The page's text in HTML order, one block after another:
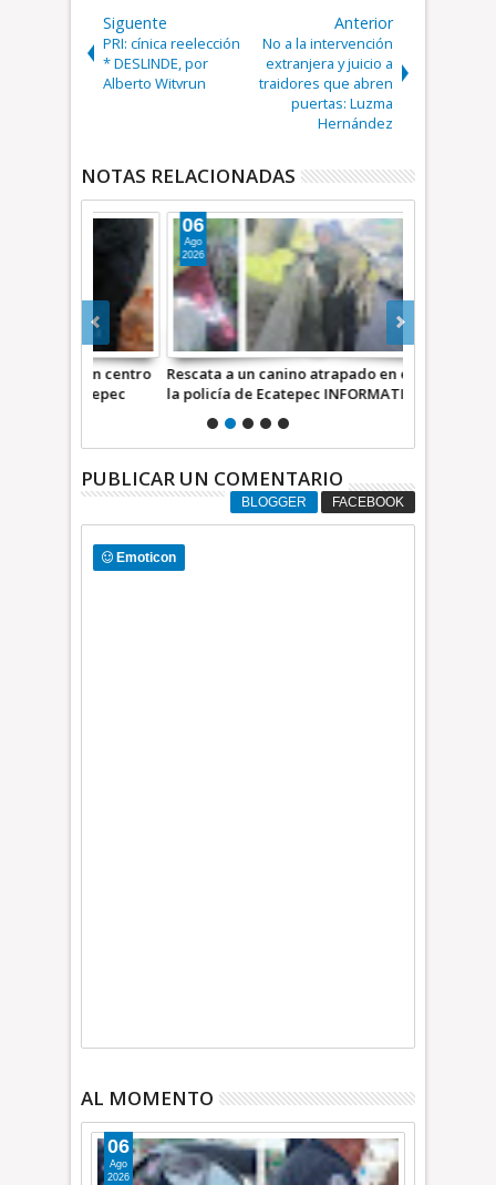
Siguente
PRI: cínica reelección
* DESLINDE, por
Alberto Witvrun
Anterior
No a la intervención
extranjera y juicio a
traidores que abren
puertas: Luzma
Hernández
NOTAS RELACIONADAS
Rescata a un canino atrapado en el canal
la policía de Ecatepec INFORMATIVA
06
PUBLICAR UN COMENTARIO
BLOGGER FACEBOOK
Emoticon
AL MOMENTO
06
Ago
2026